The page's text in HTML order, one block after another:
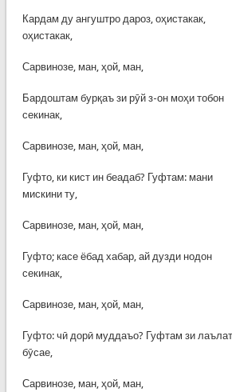
Кардам ду ангуштро дароз, оҳистакак,
оҳистакак,
Сарвинозе, ман, ҳой, ман,
Бардоштам бурқаъ зи рӯй з-он моҳи тобон
секинак,
Сарвинозе, ман, ҳой, ман,
Гуфто, ки кист ин беадаб? Гуфтам: мани
мискини ту,
Сарвинозе, ман, ҳой, ман,
Гуфто; касе ёбад хабар, ай дузди нодон
секинак,
Сарвинозе, ман, ҳой, ман,
Гуфто: чӣ дорӣ муддаъо? Гуфтам зи лаълат
бӯсае,
Сарвинозе, ман, ҳой, ман,